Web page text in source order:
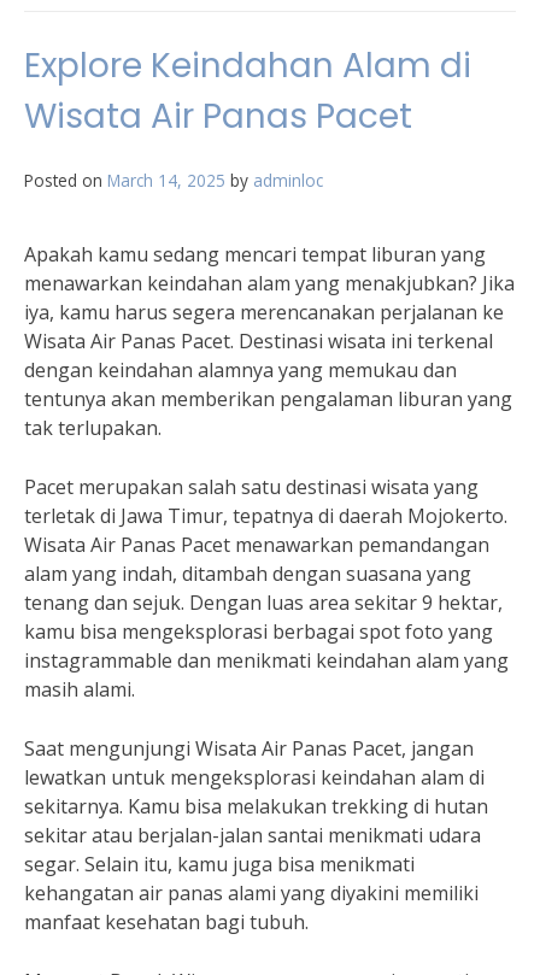
Explore Keindahan Alam di
Wisata Air Panas Pacet
Posted on March 14, 2025 by adminloc
Apakah kamu sedang mencari tempat liburan yang
menawarkan keindahan alam yang menakjubkan? Jika
iya, kamu harus segera merencanakan perjalanan ke
Wisata Air Panas Pacet. Destinasi wisata ini terkenal
dengan keindahan alamnya yang memukau dan
tentunya akan memberikan pengalaman liburan yang
tak terlupakan.
Pacet merupakan salah satu destinasi wisata yang
terletak di Jawa Timur, tepatnya di daerah Mojokerto.
Wisata Air Panas Pacet menawarkan pemandangan
alam yang indah, ditambah dengan suasana yang
tenang dan sejuk. Dengan luas area sekitar 9 hektar,
kamu bisa mengeksplorasi berbagai spot foto yang
instagrammable dan menikmati keindahan alam yang
masih alami.
Saat mengunjungi Wisata Air Panas Pacet, jangan
lewatkan untuk mengeksplorasi keindahan alam di
sekitarnya. Kamu bisa melakukan trekking di hutan
sekitar atau berjalan-jalan santai menikmati udara
segar. Selain itu, kamu juga bisa menikmati
kehangatan air panas alami yang diyakini memiliki
manfaat kesehatan bagi tubuh.